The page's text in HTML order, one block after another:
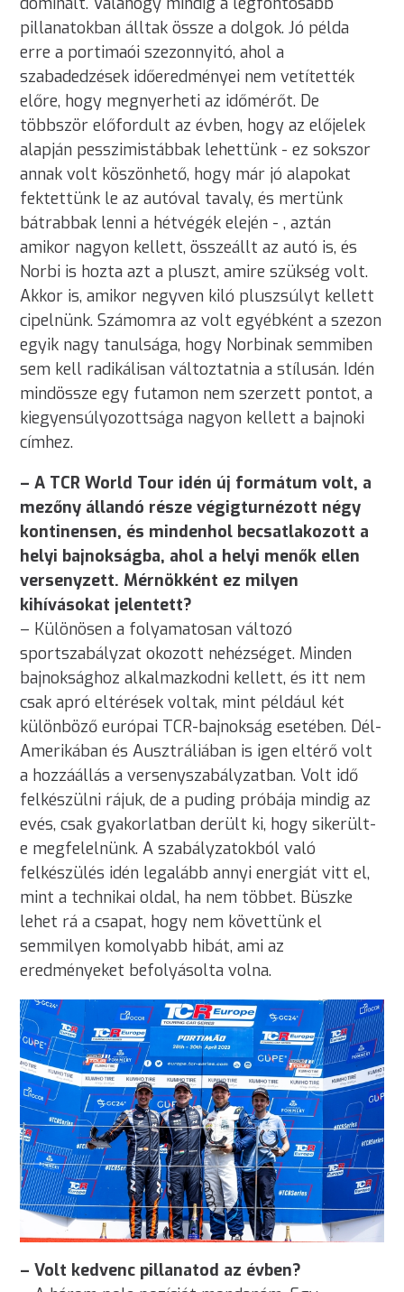
pillanatokban álltak össze a dolgok. Jó példa
erre a portimaói szezonnyitó, ahol a
szabadedzések időeredményei nem vetítették
előre, hogy megnyerheti az időmérőt. De
többször előfordult az évben, hogy az előjelek
alapján pesszimistábbak lehettünk - ez sokszor
annak volt köszönhető, hogy már jó alapokat
fektettünk le az autóval tavaly, és mertünk
bátrabbak lenni a hétvégék elején - , aztán
amikor nagyon kellett, összeállt az autó is, és
Norbi is hozta azt a pluszt, amire szükség volt.
Akkor is, amikor negyven kiló pluszsúlyt kellett
cipelnünk. Számomra az volt egyébként a szezon
egyik nagy tanulsága, hogy Norbinak semmiben
sem kell radikálisan változtatnia a stílusán. Idén
mindössze egy futamon nem szerzett pontot, a
kiegyensúlyozottsága nagyon kellett a bajnoki
címhez.
– A TCR World Tour idén új formátum volt, a
mezőny állandó része végigturnézott négy
kontinensen, és mindenhol becsatlakozott a
helyi bajnokságba, ahol a helyi menők ellen
versenyzett. Mérnökként ez milyen
kihívásokat jelentett?
– Különösen a folyamatosan változó
sportszabályzat okozott nehézséget. Minden
bajnoksághoz alkalmazkodni kellett, és itt nem
csak apró eltérések voltak, mint például két
különböző európai TCR-bajnokság esetében. Dél-
Amerikában és Ausztráliában is igen eltérő volt
a hozzáállás a versenyszabályzatban. Volt idő
felkészülni rájuk, de a puding próbája mindig az
evés, csak gyakorlatban derült ki, hogy sikerült-
e megfelelnünk. A szabályzatokból való
felkészülés idén legalább annyi energiát vitt el,
mint a technikai oldal, ha nem többet. Büszke
lehet rá a csapat, hogy nem követtünk el
semmilyen komolyabb hibát, ami az
eredményeket befolyásolta volna.
– Volt kedvenc pillanatod az évben?